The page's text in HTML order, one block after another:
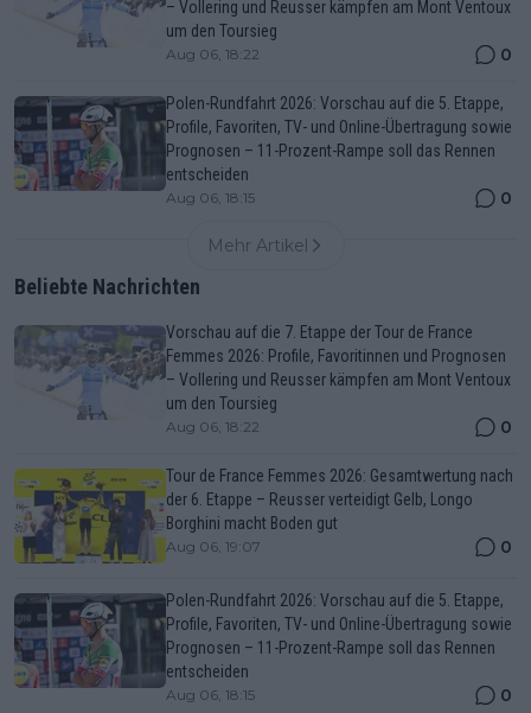
– Vollering und Reusser kämpfen am Mont Ventoux
um den Toursieg
Aug 06, 18:22 0
Polen-Rundfahrt 2026: Vorschau auf die 5. Etappe,
Profile, Favoriten, TV- und Online-Übertragung sowie
Prognosen – 11-Prozent-Rampe soll das Rennen
entscheiden
Aug 06, 18:15 0
Mehr Artikel
Beliebte Nachrichten
Vorschau auf die 7. Etappe der Tour de France
Femmes 2026: Profile, Favoritinnen und Prognosen
– Vollering und Reusser kämpfen am Mont Ventoux
um den Toursieg
Aug 06, 18:22 0
Tour de France Femmes 2026: Gesamtwertung nach
der 6. Etappe – Reusser verteidigt Gelb, Longo
Borghini macht Boden gut
Aug 06, 19:07 0
Polen-Rundfahrt 2026: Vorschau auf die 5. Etappe,
Profile, Favoriten, TV- und Online-Übertragung sowie
Prognosen – 11-Prozent-Rampe soll das Rennen
entscheiden
Aug 06, 18:15 0